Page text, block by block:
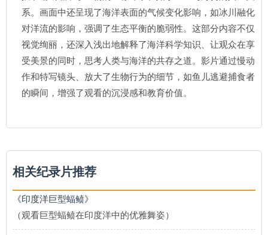
系。画面中还呈现了海洋表面的气候变化影响，如冰川融化
对洋流的影响，强调了生态平衡的脆弱性。这部分内容不仅
视觉绚丽，还深入浅出地解释了海洋科学知识、让观众在享
受美景的同时，思考人类与海洋的共存之道。影片通过慢动
作和特写镜头、放大了生物行为的细节，如鱼儿逃避捕食者
的瞬间，增强了观看的沉浸感和教育价值。
相关纪录片推荐
《印度洋巨型蝠鲼》
（观看巨型蝠鲼在印度洋中的优雅舞姿）